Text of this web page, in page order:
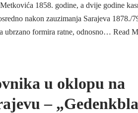
1858. godine, a dvije godine
nakon zauzimanja Sarajeva 1878./
ubrzano formira ratne, odnosno… Read
u oklopu na
–